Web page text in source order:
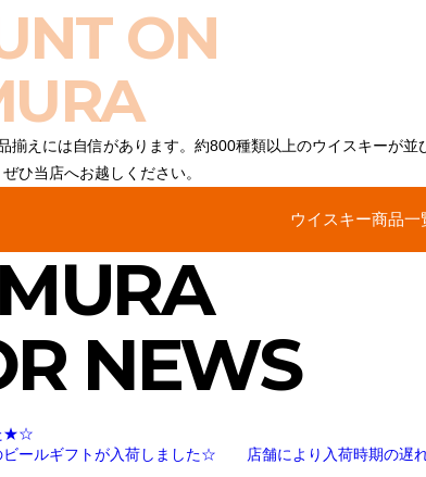
ON
揃えには自信があります。約800種類以上のウイスキーが
ひ当店へお越しください。
ウイスキー商品一
NEWS
★☆
ールギフトが入荷しました☆ 店舗により入荷時期の遅れ